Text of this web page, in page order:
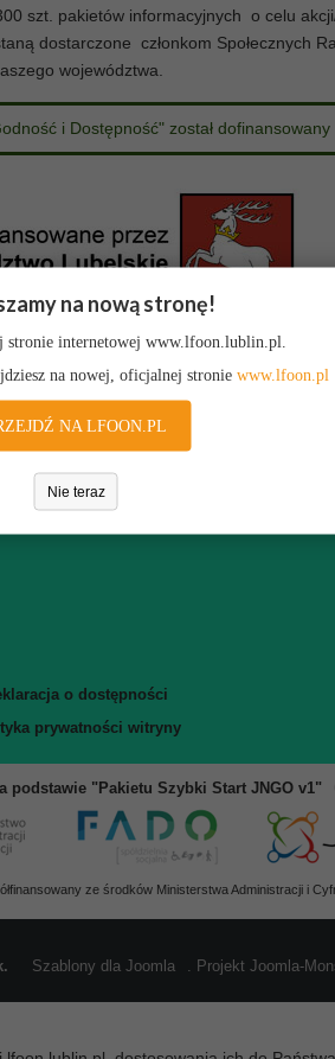
szt. pakietów informacyjnych o celu
dostarczone członkom Społecznych
województwa.
i Dostępność" został
o dostępności
prywatności witryny
podstawie "Pakietu Szybki Start JNGO v1"
ze środków Ministerstwa Administracji i
Szablony dla Joomla . Projekt Joomla-
na nową stronę!
stronie internetowej www.lfoon.lublin.pl.
na nowej, oficjalnej stronie www.lfoon.pl
NA LFOON.PL
Nie teraz